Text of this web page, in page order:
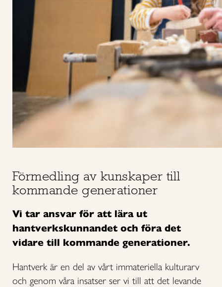
Förmedling av kunskaper till
kommande generationer
Vi tar ansvar för att lära ut
hantverkskunnandet och föra det
vidare till kommande generationer.
Hantverk är en del av vårt immateriella kulturarv
och genom våra insatser ser vi till att det levande